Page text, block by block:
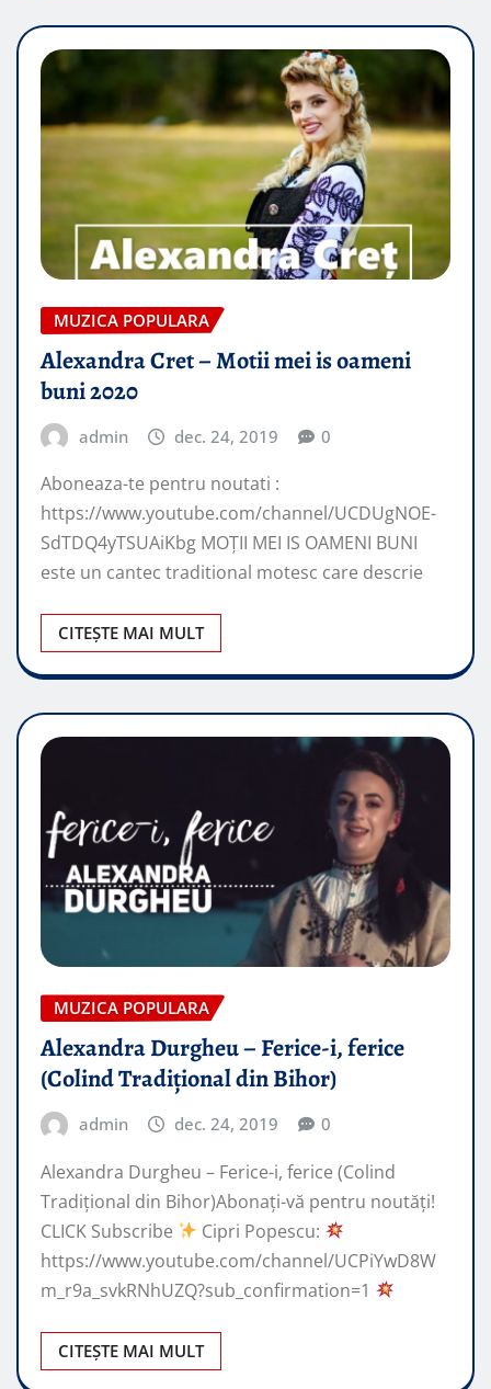
MUZICA POPULARA
Alexandra Cret – Motii mei is oameni
buni 2020
admin dec. 24, 2019 0
Aboneaza-te pentru noutati :
https://www.youtube.com/channel/UCDUgNOE-
SdTDQ4yTSUAiKbg MOȚII MEI IS OAMENI BUNI
este un cantec traditional motesc care descrie
CITEȘTE MAI MULT
MUZICA POPULARA
Alexandra Durgheu – Ferice-i, ferice
(Colind Tradițional din Bihor)
admin dec. 24, 2019 0
Alexandra Durgheu – Ferice-i, ferice (Colind
Tradițional din Bihor)Abonați-vă pentru noutăți!
CLICK Subscribe
Cipri Popescu:
https://www.youtube.com/channel/UCPiYwD8W
m_r9a_svkRNhUZQ?sub_confirmation=1
CITEȘTE MAI MULT